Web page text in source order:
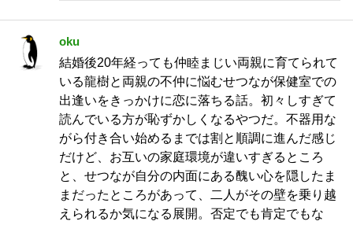
oku
結婚後20年経っても仲睦まじい両親に育てられて
いる龍樹と両親の不仲に悩むせつなが保健室での
出逢いをきっかけに恋に落ちる話。初々しすぎて
読んでいる方が恥ずかしくなるやつだ。不器用な
がら付き合い始めるまでは割と順調に進んだ感じ
だけど、お互いの家庭環境が違いすぎるところ
と、せつなが自分の内面にある醜い心を隠したま
まだったところがあって、二人がその壁を乗り越
えられるか気になる展開。否定でも肯定でもな